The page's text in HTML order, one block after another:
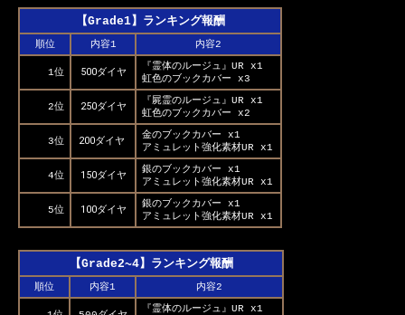
【Grade1】ランキング報酬
順位 内容1 内容2
1位 500ダイヤ
『霊体のルージュ』UR x1
虹色のブックカバー x3
2位 250ダイヤ
『屍霊のルージュ』UR x1
虹色のブックカバー x2
3位 200ダイヤ
金のブックカバー x1
アミュレット強化素材UR x1
4位 150ダイヤ
銀のブックカバー x1
アミュレット強化素材UR x1
5位 100ダイヤ
銀のブックカバー x1
アミュレット強化素材UR x1
【Grade2~4】ランキング報酬
順位 内容1 内容2
『霊体のルージュ』UR x1